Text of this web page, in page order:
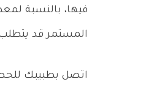
فيها، بالنسبة
المستمر قد
اتصل بطبيبك